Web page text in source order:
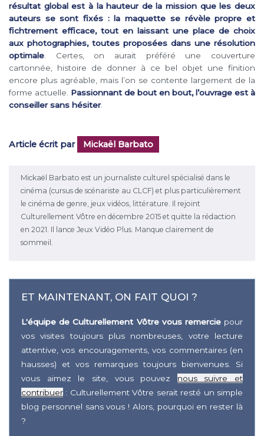
résultat global est à la hauteur de la mission que les deux
auteurs se sont fixés : la maquette se révèle propre et
fichtrement efficace, tout en laissant une place de choix
aux photographies, toutes proposées dans une résolution
optimale. Certes, on aurait préféré une couverture
cartonnée, histoire de donner à ce bel objet une finition
encore plus agréable, mais l’on se contente largement de la
forme actuelle. Passionnant de bout en bout, l’ouvrage est à
conseiller sans hésiter.
Article écrit par Mickaël Barbato
Mickaël Barbato est un journaliste culturel spécialisé dans le
cinéma (cursus de scénariste au CLCF) et plus particulièrement
le cinéma de genre, jeux vidéos, littérature. Il rejoint
Culturellement Vôtre en décembre 2015 et quitte la rédaction
en 2021. Il lance Jeux Vidéo Plus. Manque clairement de
sommeil.
ET MAINTENANT, ON FAIT QUOI ?
L'équipe de Culturellement Vôtre vous remerciepour
vos visites toujours plus nombreuses, votre lecture
attentive, vos encouragements, vos commentaires (en
hausses) et vos remarques toujours bienvenues. Si
vous aimez le site, vous pouvez nous suivre et
contribuer : Culturellement Vôtre serait resté un simple
blog personnel sans vous ! Alors, pourquoi en rester là
?